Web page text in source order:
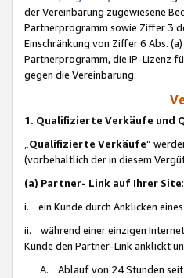
der Vereinbarung zugewiesene
Partnerprogramm sowie Ziffer 3
Einschränkung von Ziffer 6 Abs.
Partnerprogramm, die IP-Lizenz
gegen die Vereinbarung.
1. Qualifizierte Verkäufe und
Qualifizierte Verkäufe“
(vorbehaltlich der in diesem
(a) Partner- Link auf Ihrer Site:
i. ein Kunde durch Anklicken
ii. während einer einzigen
Kunde den Partner-Link anklickt
A. Ablauf von 24 Stunden seit